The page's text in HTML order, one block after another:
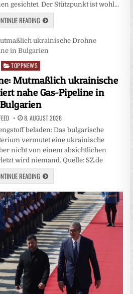
gesichtet. Der Stützpunkt ist wohl…
READING
Posted
TOPPNEWS
Mutmaßlich ukrainische
nahe Gas-Pipeline in
Bulgarien
8. AUGUST 2026
beladen: Das bulgarische
vermutet eine ukrainische
nicht von einem absichtlichen
wird niemand. Quelle: SZ.de
READING